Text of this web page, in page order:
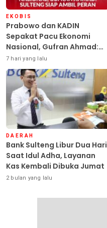
EKOBIS
Prabowo dan KADIN
Sepakat Pacu Ekonomi
Nasional, Gufran Ahmad:
Sulteng Siap Ambil Peran
7 hari yang lalu
DAERAH
Bank Sulteng Libur Dua Hari
Saat Idul Adha, Layanan
Kas Kembali Dibuka Jumat
2 bulan yang lalu